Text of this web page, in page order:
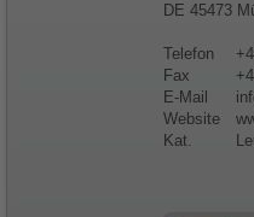
DE 45473
Telefon
Fax
E-Mail
Website
Kat.